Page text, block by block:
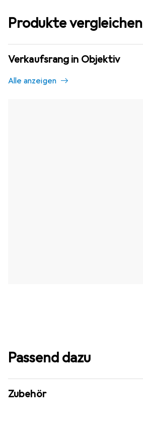
Produkte vergleichen
Verkaufsrang in Objektiv
Alle anzeigen
Passend dazu
Zubehör